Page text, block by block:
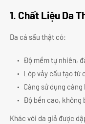
1. Chất Liệu Da
Da cá sấu thật có:
Độ mềm tự nhiên,
Lớp vảy cấu tạo từ
Càng sử dụng
Độ bền cao, không
Khác với da giả được